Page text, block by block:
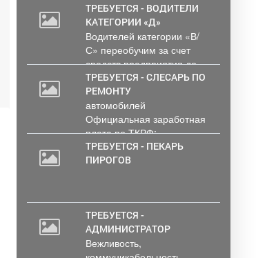
ТРЕБУЕТСЯ - ВОДИТЕЛИ
КАТЕГОРИИ «Д»
Водителей категории «В/
С» переобучим за счет
средств предприятия до...
ТРЕБУЕТСЯ - СЛЕСАРЬ ПО
РЕМОНТУ
автомобилей
Официальная заработная
плата по ТКРФ;
социальные гарантии и
уверенность в...
ТРЕБУЕТСЯ - ПЕКАРЬ
ПИРОГОВ
ТРЕБУЕТСЯ -
АДМИНИСТРАТОР
Вежливость,